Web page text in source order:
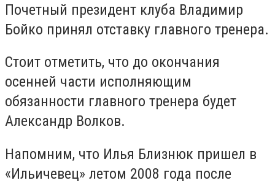
Почетный президент клуба Владимир
Бойко принял отставку главного тренера.
Стоит отметить, что до окончания
осенней части исполняющим
обязанности главного тренера будет
Александр Волков.
Напомним, что Илья Близнюк пришел в
«Ильичевец» летом 2008 года после